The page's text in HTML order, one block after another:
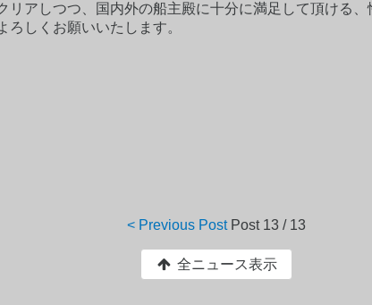
リアしつつ、国内外の船主殿に十分に満足して頂ける
しくお願いいたします。
< Previous Post Post 13 / 13
全ニュース表示